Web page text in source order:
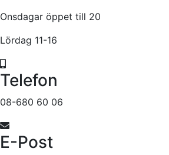
Onsdagar öppet till 20
Lördag 11-16
Telefon
08-680 60 06
E-Post